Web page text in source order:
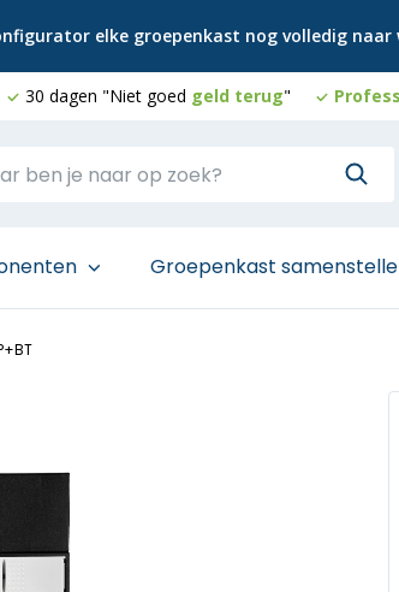
elke groepenkast nog volledig naar
30 dagen "Niet goed geld terug"
Groepenkast